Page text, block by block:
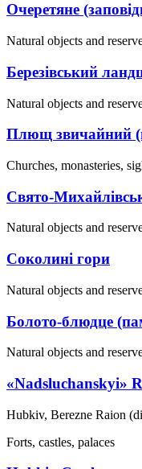
Очеретяне
Natural objects and
Березівський
Natural objects and
Плющ звичайний
Churches, monasteries,
Свято-
Natural objects and
Соколині гори
Natural objects and
Болото-блюдце
Natural objects and
«Nadsluchanskyi»
Hubkiv, Berezne Raion
Forts, castles, palaces